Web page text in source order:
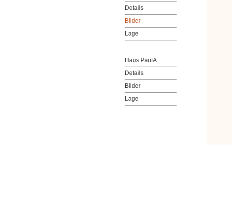
Details
Bilder
Lage
Haus PaulA
Details
Bilder
Lage